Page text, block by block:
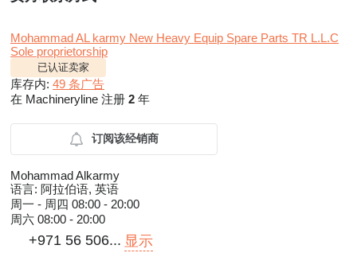
Mohammad AL karmy New Heavy Equip Spare Parts TR L.L.C
Sole proprietorship
已认证卖家
库存内: 49 条广告
在 Machineryline 注册 2 年
订阅该经销商
Mohammad Alkarmy
语言: 阿拉伯语, 英语
周一 - 周四 08:00 - 20:00
周六 08:00 - 20:00
+971 56 506... 显示